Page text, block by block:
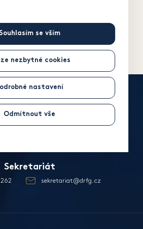
Kontakt
Sekretariát
sekretariat@drfg.cz
se vším
nezbytné cookies
nastavení
Odmítnout vše